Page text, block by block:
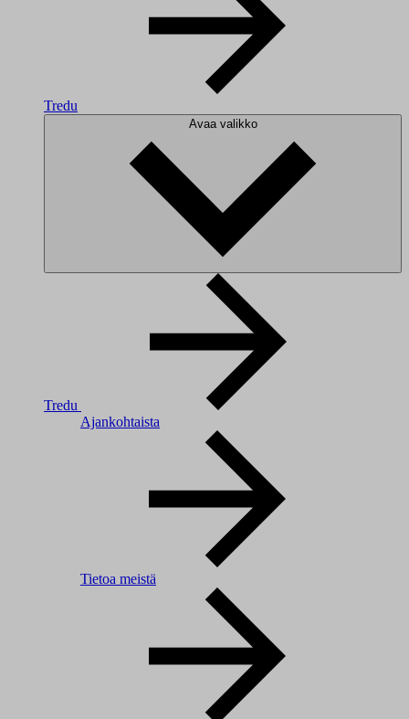
Tredu
Avaa valikko
Tredu
Ajankohtaista
Tietoa meistä